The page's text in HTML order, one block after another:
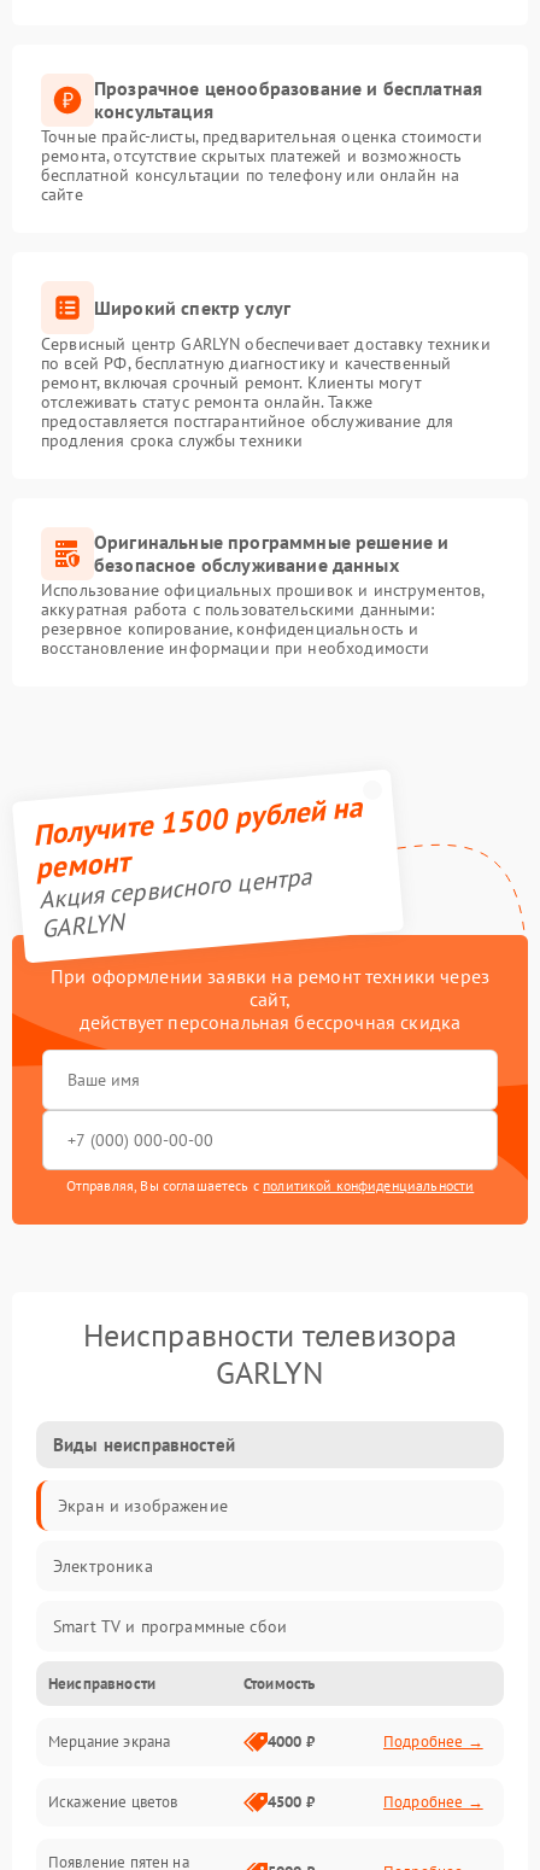
Прозрачное ценообразование и бесплатная
консультация
Точные прайс-листы, предварительная оценка стоимости
ремонта, отсутствие скрытых платежей и возможность
бесплатной консультации по телефону или онлайн на
сайте
Широкий спектр услуг
Сервисный центр GARLYN обеспечивает доставку техники
по всей РФ, бесплатную диагностику и качественный
ремонт, включая срочный ремонт. Клиенты могут
отслеживать статус ремонта онлайн. Также
предоставляется постгарантийное обслуживание для
продления срока службы техники
Оригинальные программные решение и
безопасное обслуживание данных
Использование официальных прошивок и инструментов,
аккуратная работа с пользовательскими данными:
резервное копирование, конфиденциальность и
восстановление информации при необходимости
Получите 1500 рублей на
ремонт
Акция сервисного центра
GARLYN
При оформлении заявки на ремонт техники через
сайт,
действует персональная бессрочная скидка
Отправляя, Вы соглашаетесь с политикой конфиденциальности
Неисправности телевизора
GARLYN
Виды неисправностей
Экран и изображение
Электроника
Smart TV и программные сбои
Питание и запуск
Подсветка и LED-модули
Звук и аудиосистема
Неисправности Стоимость
Мерцание экрана 4000 ₽ Подробнее →
Искажение цветов 4500 ₽ Подробнее →
Появление пятен на